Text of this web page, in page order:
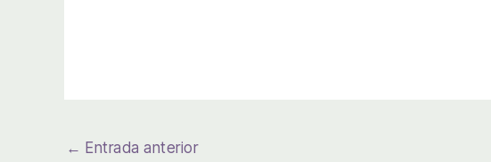
← Entrada anterior